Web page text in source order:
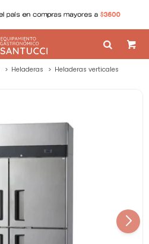
Heladeras Heladeras verticales